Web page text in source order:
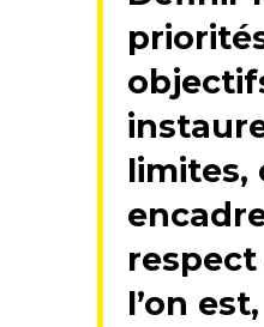
limites,
l’on